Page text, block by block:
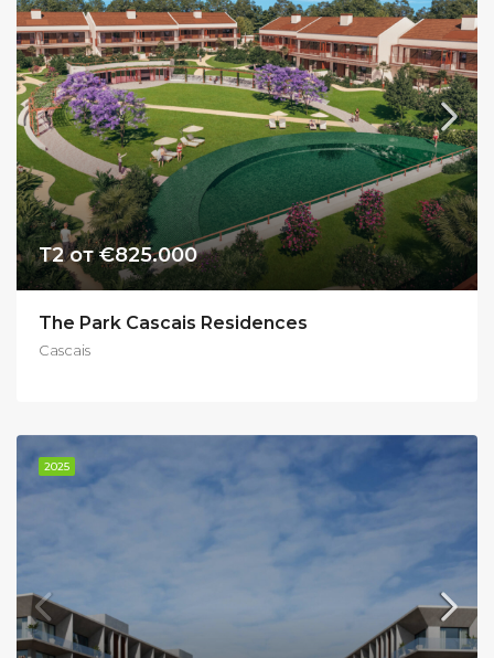
Т2 от €825.000
The Park Cascais Residences
Cascais
2025